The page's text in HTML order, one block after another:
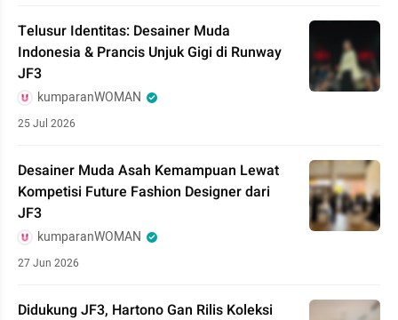
Telusur Identitas: Desainer Muda
Indonesia & Prancis Unjuk Gigi di Runway
JF3
kumparanWOMAN
25 Jul 2026
Desainer Muda Asah Kemampuan Lewat
Kompetisi Future Fashion Designer dari
JF3
kumparanWOMAN
27 Jun 2026
Didukung JF3, Hartono Gan Rilis Koleksi